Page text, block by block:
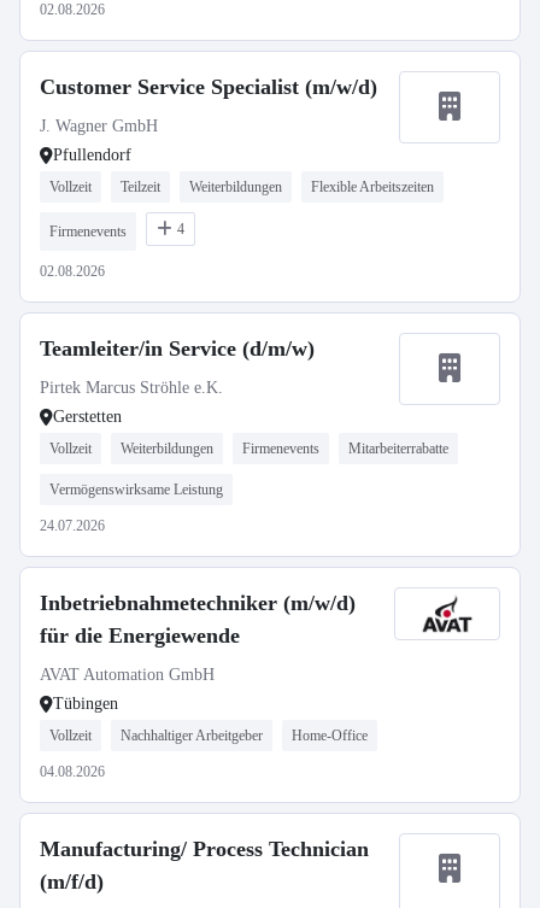
02.08.2026
Customer Service Specialist (m/w/d)
J. Wagner GmbH
Pfullendorf
Vollzeit Teilzeit Weiterbildungen Flexible Arbeitszeiten
Firmenevents 4
02.08.2026
Teamleiter/in Service (d/m/w)
Pirtek Marcus Ströhle e.K.
Gerstetten
Vollzeit Weiterbildungen Firmenevents Mitarbeiterrabatte
Vermögenswirksame Leistung
24.07.2026
Inbetriebnahmetechniker (m/w/d)
für die Energiewende
AVAT Automation GmbH
Tübingen
Vollzeit Nachhaltiger Arbeitgeber Home-Office
04.08.2026
Manufacturing/ Process Technician
(m/f/d)